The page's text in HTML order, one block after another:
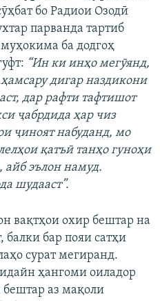
бо Радиои Озодӣ
парванда тартиб
ба додгоҳ
“Ин ки инҳо мегӯянд,
дигар наздикони
дар рафти тафтишот
ҷабрдида ҳар чиз
ҷиноят набуданд, мо
қатъӣ танҳо гуноҳи
айб эълон намуд.
шудааст”.
вақтҳои охир бештар на
балки бар пояи сатҳи
сурат мегиранд.
ҳангоми оиладор
аз мақоли